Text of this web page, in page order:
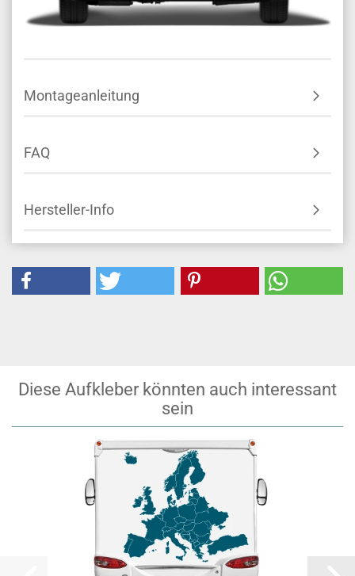
Montageanleitung
FAQ
Hersteller-Info
Diese Aufkleber könnten auch interessant
sein